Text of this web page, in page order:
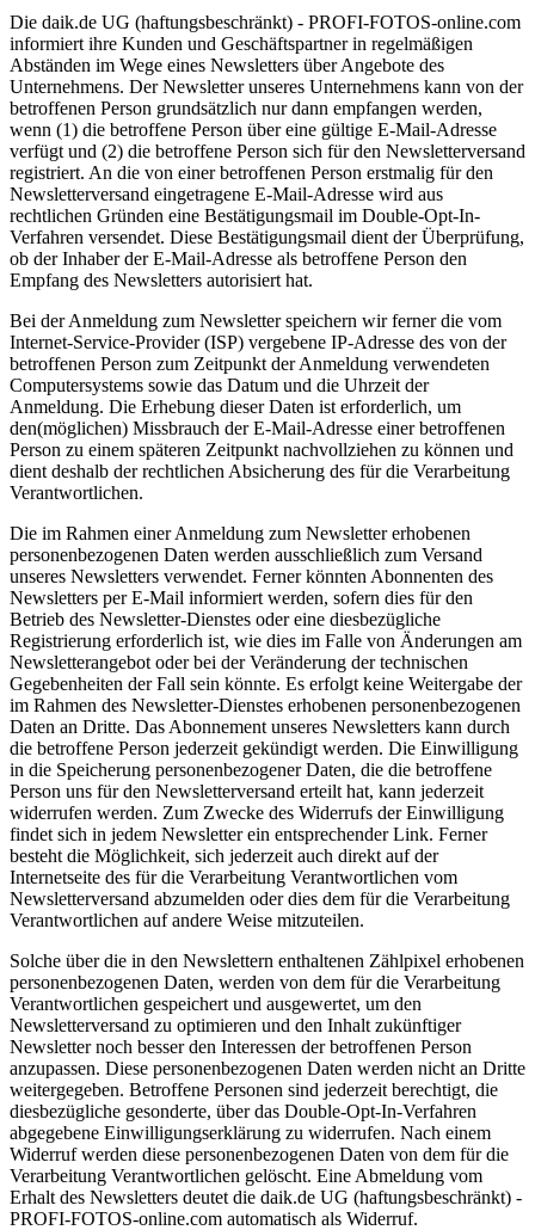
Die daik.de UG (haftungsbeschränkt) - PROFI-FOTOS-online.com
informiert ihre Kunden und Geschäftspartner in regelmäßigen
Abständen im Wege eines Newsletters über Angebote des
Unternehmens. Der Newsletter unseres Unternehmens kann von der
betroffenen Person grundsätzlich nur dann empfangen werden,
wenn (1) die betroffene Person über eine gültige E-Mail-Adresse
verfügt und (2) die betroffene Person sich für den Newsletterversand
registriert. An die von einer betroffenen Person erstmalig für den
Newsletterversand eingetragene E-Mail-Adresse wird aus
rechtlichen Gründen eine Bestätigungsmail im Double-Opt-In-
Verfahren versendet. Diese Bestätigungsmail dient der Überprüfung,
ob der Inhaber der E-Mail-Adresse als betroffene Person den
Empfang des Newsletters autorisiert hat.
Bei der Anmeldung zum Newsletter speichern wir ferner die vom
Internet-Service-Provider (ISP) vergebene IP-Adresse des von der
betroffenen Person zum Zeitpunkt der Anmeldung verwendeten
Computersystems sowie das Datum und die Uhrzeit der
Anmeldung. Die Erhebung dieser Daten ist erforderlich, um
den(möglichen) Missbrauch der E-Mail-Adresse einer betroffenen
Person zu einem späteren Zeitpunkt nachvollziehen zu können und
dient deshalb der rechtlichen Absicherung des für die Verarbeitung
Verantwortlichen.
Die im Rahmen einer Anmeldung zum Newsletter erhobenen
personenbezogenen Daten werden ausschließlich zum Versand
unseres Newsletters verwendet. Ferner könnten Abonnenten des
Newsletters per E-Mail informiert werden, sofern dies für den
Betrieb des Newsletter-Dienstes oder eine diesbezügliche
Registrierung erforderlich ist, wie dies im Falle von Änderungen am
Newsletterangebot oder bei der Veränderung der technischen
Gegebenheiten der Fall sein könnte. Es erfolgt keine Weitergabe der
im Rahmen des Newsletter-Dienstes erhobenen personenbezogenen
Daten an Dritte. Das Abonnement unseres Newsletters kann durch
die betroffene Person jederzeit gekündigt werden. Die Einwilligung
in die Speicherung personenbezogener Daten, die die betroffene
Person uns für den Newsletterversand erteilt hat, kann jederzeit
widerrufen werden. Zum Zwecke des Widerrufs der Einwilligung
findet sich in jedem Newsletter ein entsprechender Link. Ferner
besteht die Möglichkeit, sich jederzeit auch direkt auf der
Internetseite des für die Verarbeitung Verantwortlichen vom
Newsletterversand abzumelden oder dies dem für die Verarbeitung
Verantwortlichen auf andere Weise mitzuteilen.
Solche über die in den Newslettern enthaltenen Zählpixel erhobenen
personenbezogenen Daten, werden von dem für die Verarbeitung
Verantwortlichen gespeichert und ausgewertet, um den
Newsletterversand zu optimieren und den Inhalt zukünftiger
Newsletter noch besser den Interessen der betroffenen Person
anzupassen. Diese personenbezogenen Daten werden nicht an Dritte
weitergegeben. Betroffene Personen sind jederzeit berechtigt, die
diesbezügliche gesonderte, über das Double-Opt-In-Verfahren
abgegebene Einwilligungserklärung zu widerrufen. Nach einem
Widerruf werden diese personenbezogenen Daten von dem für die
Verarbeitung Verantwortlichen gelöscht. Eine Abmeldung vom
Erhalt des Newsletters deutet die daik.de UG (haftungsbeschränkt) -
PROFI-FOTOS-online.com automatisch als Widerruf.